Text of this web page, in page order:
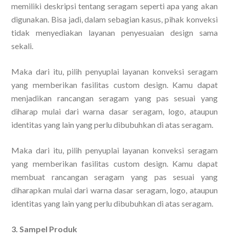
memiliki deskripsi tentang seragam seperti apa yang akan
digunakan. Bisa jadi, dalam sebagian kasus, pihak konveksi
tidak menyediakan layanan penyesuaian design sama
sekali.
Maka dari itu, pilih penyuplai layanan konveksi seragam
yang memberikan fasilitas custom design. Kamu dapat
menjadikan rancangan seragam yang pas sesuai yang
diharap mulai dari warna dasar seragam, logo, ataupun
identitas yang lain yang perlu dibubuhkan di atas seragam.
Maka dari itu, pilih penyuplai layanan konveksi seragam
yang memberikan fasilitas custom design. Kamu dapat
membuat rancangan seragam yang pas sesuai yang
diharapkan mulai dari warna dasar seragam, logo, ataupun
identitas yang lain yang perlu dibubuhkan di atas seragam.
3. Sampel Produk